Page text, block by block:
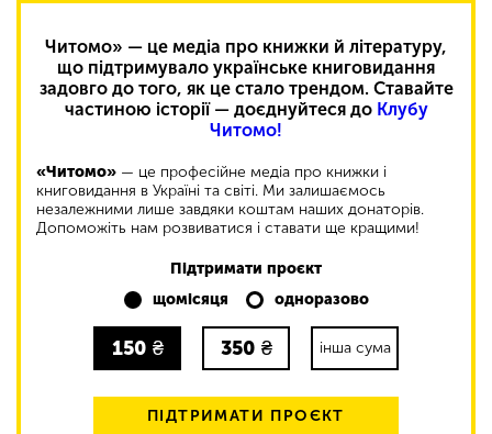
Читомо» — це медіа про книжки й літературу,
що підтримувало українське книговидання
задовго до того, як це стало трендом. Ставайте
частиною історії — доєднуйтеся до Клубу
Читомо!
«Читомо» — це професійне медіа про книжки і
книговидання в Україні та світі. Ми залишаємось
незалежними лише завдяки коштам наших донаторів.
Допоможіть нам розвиватися і ставати ще кращими!
Підтримати проєкт
щомісяця
одноразово
150 ₴ 350 ₴ інша сума
ПІДТРИМАТИ ПРОЄКТ